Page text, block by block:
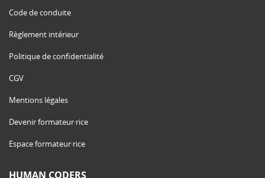
Code de conduite
Règlement intérieur
Politique de confidentialité
CGV
Mentions légales
Devenir formateur·rice
Espace formateur·rice
HUMAN CODERS